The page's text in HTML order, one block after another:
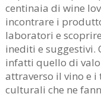
centinaia di wine
incontrare i
laboratori e
inediti e suggestivi.
infatti quello di
attraverso il vino e
culturali che ne